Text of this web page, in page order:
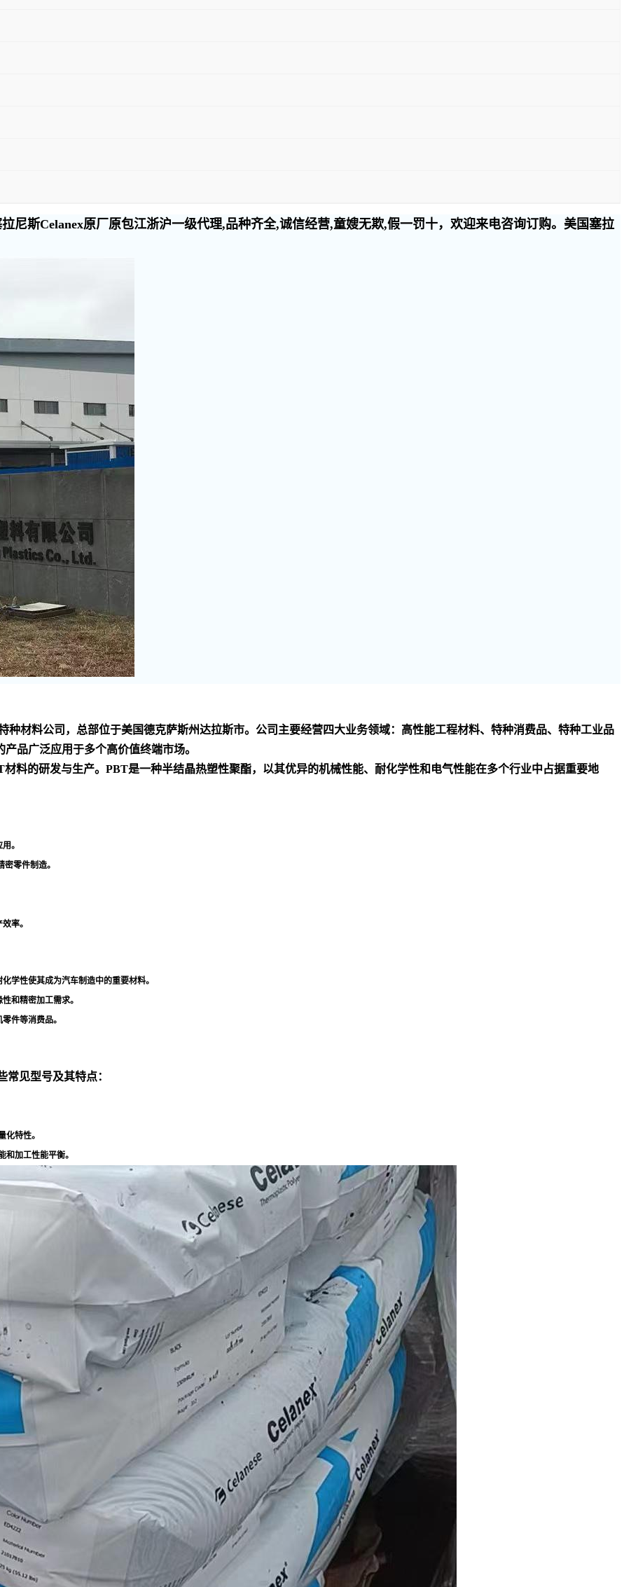
尼斯Celanex原厂原包江浙沪一级代理,品种齐全,诚信经营,童嫂无欺,假一罚十，欢迎来电咨询订购。美国塞拉
种材料公司，总部位于美国德克萨斯州达拉斯市。公司主要经营四大业务领域：高性能工程材料、特种消费品、特种工业品
品广泛应用于多个高价值终端市场。
料的研发与生产。PBT是一种半结晶热塑性聚酯，以其优异的机械性能、耐化学性和电气性能在多个行业中占据重要地
用。
密零件制造。
效率。
学性使其成为汽车制造中的重要材料。
性和精密加工需求。
零件等消费品。
见型号及其特点：
化特性。
和加工性能平衡。